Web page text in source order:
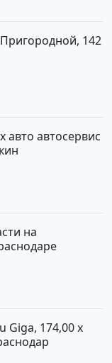
142
авто автосервис
на
Giga, 174,00 x